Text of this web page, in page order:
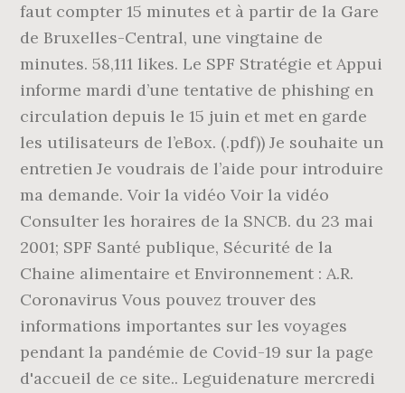
faut compter 15 minutes et à partir de la Gare
de Bruxelles-Central, une vingtaine de
minutes. 58,111 likes. Le SPF Stratégie et Appui
informe mardi d’une tentative de phishing en
circulation depuis le 15 juin et met en garde
les utilisateurs de l’eBox. (.pdf)) Je souhaite un
entretien Je voudrais de l’aide pour introduire
ma demande. Voir la vidéo Voir la vidéo
Consulter les horaires de la SNCB. du 23 mai
2001; SPF Santé publique, Sécurité de la
Chaine alimentaire et Environnement : A.R.
Coronavirus Vous pouvez trouver des
informations importantes sur les voyages
pendant la pandémie de Covid-19 sur la page
d'accueil de ce site.. Leguidenature mercredi